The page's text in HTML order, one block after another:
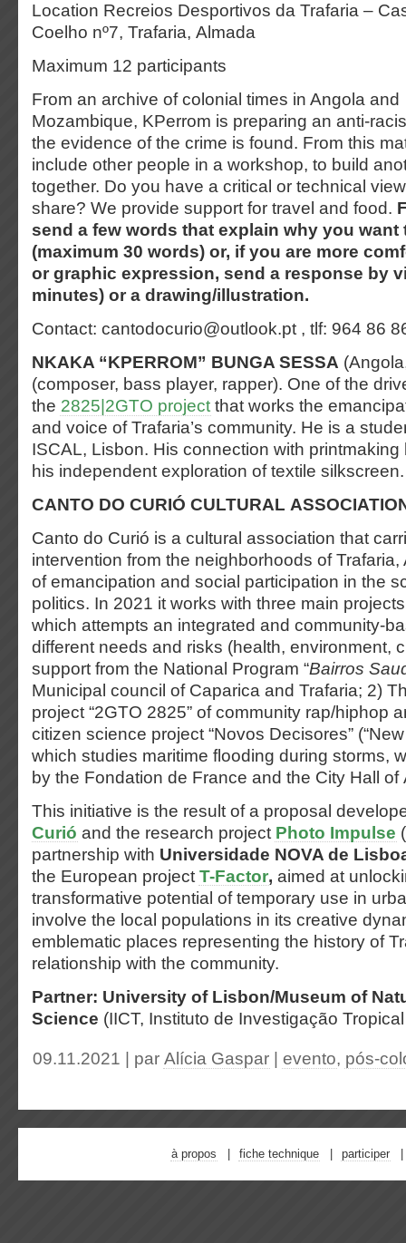
Location Recreios Desportivos da Trafaria –
Coelho nº7, Trafaria, Almada
Maximum 12 participants
From an archive of colonial times in Angola and
Mozambique, KPerrom is preparing an anti-
the evidence of the crime is found. From this
include other people in a workshop, to build
together. Do you have a critical or technical
share? We provide support for travel and food.
send a few words that explain why you want
(maximum 30 words) or, if you are more
or graphic expression, send a response by
minutes) or a drawing/illustration.
Contact: cantodocurio@outlook.pt , tlf: 964 86
NKAKA “KPERROM” BUNGA SESSA
(composer, bass player, rapper). One of the
the 2825|2GTO project that works the
and voice of Trafaria’s community. He is a
ISCAL, Lisbon. His connection with printmaking
his independent exploration of textile silkscreen.
CANTO DO CURIÓ CULTURAL
Canto do Curió is a cultural association that
intervention from the neighborhoods of
of emancipation and social participation in the
politics. In 2021 it works with three main
which attempts an integrated and community-
different needs and risks (health, environment,
support from the National Program “Bairros
Municipal council of Caparica and Trafaria; 2)
project “2GTO 2825” of community rap/hiphop
citizen science project “Novos Decisores”
which studies maritime flooding during storms,
by the Fondation de France and the City Hall of
This initiative is the result of a proposal
Curió and the research project Photo Impulse
partnership with Universidade NOVA de
the European project T-Factor, aimed at
transformative potential of temporary use in
involve the local populations in its creative
emblematic places representing the history of
relationship with the community.
Partner: University of Lisbon/Museum of
Science (IICT, Instituto de Investigação
09.11.2021 | par Alícia Gaspar evento, pós-
à propos fiche technique participer